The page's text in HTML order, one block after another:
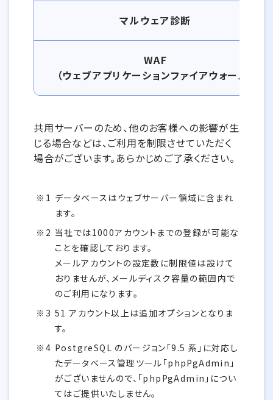
マルウェア診断
WAF
（ウェブアプリケーションファイアウォール）
共用サーバーのため、他のお客様への影響が生
じる場合などは、ご利用を制限させていただく
場合がございます。あらかじめご了承ください。
データベースはウェブサーバー領域に含まれ
ます。
当社では1000アカウントまでの登録が可能な
ことを確認しております。
メールアカウントの設定数に制限値は設けて
おりませんが、メールディスク容量の範囲内で
のご利用になります。
51 アカウント以上は追加オプションとなりま
す。
PostgreSQL のバージョン「9.5 系」に対応し
たデータベース管理ツール「phpPgAdmin」
がございませんので、「phpPgAdmin」につい
てはご提供いたしません。